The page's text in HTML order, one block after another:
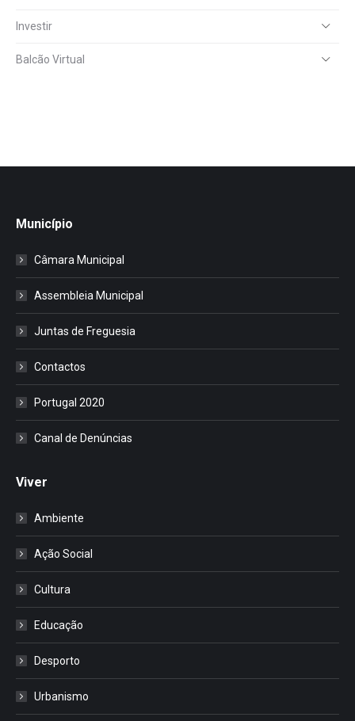
Investir
Balcão Virtual
Município
Câmara Municipal
Assembleia Municipal
Juntas de Freguesia
Contactos
Portugal 2020
Canal de Denúncias
Viver
Ambiente
Ação Social
Cultura
Educação
Desporto
Urbanismo